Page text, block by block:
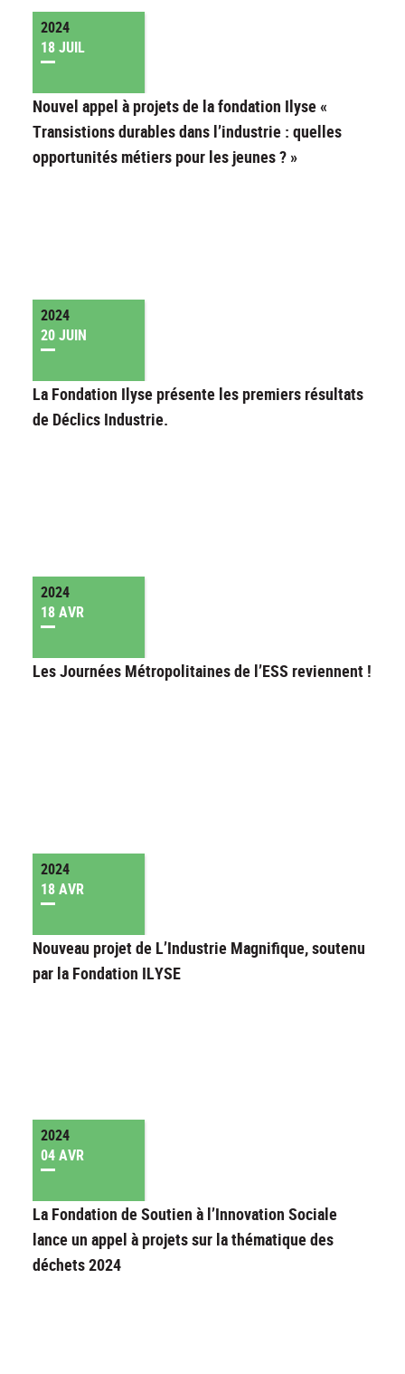
2024
18 JUIL
Nouvel appel à projets de la fondation Ilyse «
Transistions durables dans l’industrie : quelles
opportunités métiers pour les jeunes ? »
2024
20 JUIN
La Fondation Ilyse présente les premiers résultats
de Déclics Industrie.
2024
18 AVR
Les Journées Métropolitaines de l’ESS reviennent !
2024
18 AVR
Nouveau projet de L’Industrie Magnifique, soutenu
par la Fondation ILYSE
2024
04 AVR
La Fondation de Soutien à l’Innovation Sociale
lance un appel à projets sur la thématique des
déchets 2024